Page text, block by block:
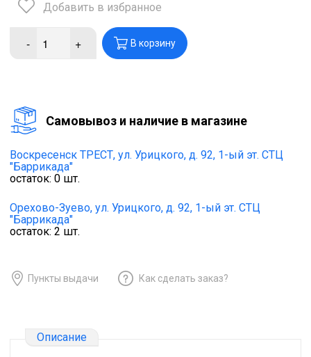
Добавить в избранное
- + В корзину
Cамовывоз и наличие в магазине
Воскресенск ТРЕСТ, ул. Урицкого, д. 92, 1-ый эт. СТЦ
"Баррикада"
остаток: 0 шт.
Орехово-Зуево, ул. Урицкого, д. 92, 1-ый эт. СТЦ
"Баррикада"
остаток: 2 шт.
Пункты выдачи Как сделать заказ?
Описание